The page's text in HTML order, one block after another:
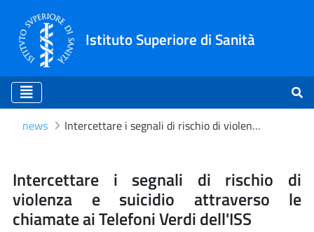
Istituto Superiore di Sanità
news Intercettare i segnali di rischio di violenza e suicidio attraverso le chiamate ai Telefoni Verdi dell'ISS
Intercettare i segnali di
Intercettare i segnali di rischio di
violenza e suicidio attraverso le
chiamate ai Telefoni Verdi dell'ISS